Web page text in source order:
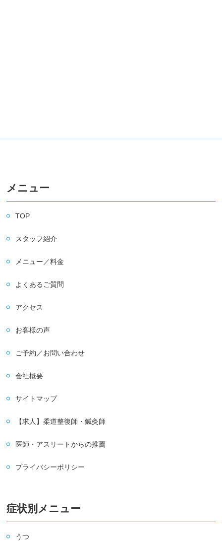
メニュー
TOP
スタッフ紹介
メニュー／料金
よくあるご質問
アクセス
お客様の声
ご予約／お問い合わせ
会社概要
サイトマップ
【求人】柔道整復師・鍼灸師
医師・アスリートからの推薦
プライバシーポリシー
症状別メニュー
うつ